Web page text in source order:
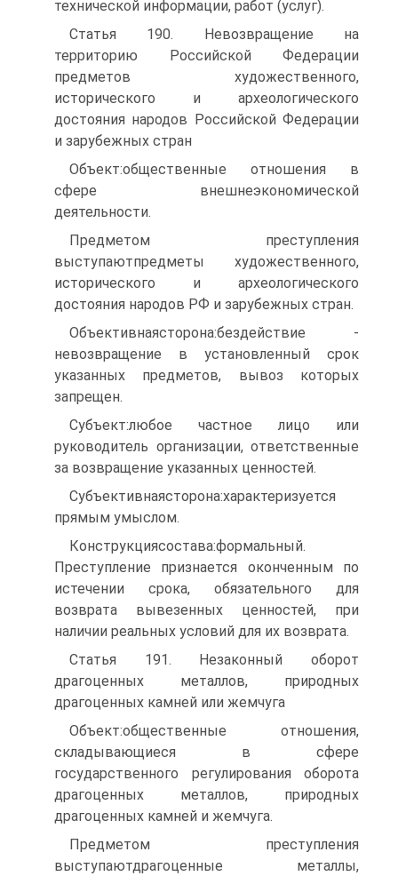
технической информации, работ (услуг).
Статья 190. Невозвращение на
территорию Российской Федерации
предметов художественного,
исторического и археологического
достояния народов Российской Федерации
и зарубежных стран
Объект:общественные отношения в
сфере внешнеэкономической
деятельности.
Предметом преступления
выступаютпредметы художественного,
исторического и археологического
достояния народов РФ и зарубежных стран.
Объективнаясторона:бездействие -
невозвращение в установленный срок
указанных предметов, вывоз которых
запрещен.
Субъект:любое частное лицо или
руководитель организации, ответственные
за возвращение указанных ценностей.
Субъективнаясторона:характеризуется
прямым умыслом.
Конструкциясостава:формальный.
Преступление признается оконченным по
истечении срока, обязательного для
возврата вывезенных ценностей, при
наличии реальных условий для их возврата.
Статья 191. Незаконный оборот
драгоценных металлов, природных
драгоценных камней или жемчуга
Объект:общественные отношения,
складывающиеся в сфере
государственного регулирования оборота
драгоценных металлов, природных
драгоценных камней и жемчуга.
Предметом преступления
выступаютдрагоценные металлы,